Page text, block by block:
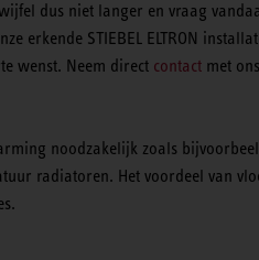
dus niet langer en vraag
erkende STIEBEL ELTRON
wenst. Neem direct contact met
noodzakelijk zoals
radiatoren. Het voordeel van